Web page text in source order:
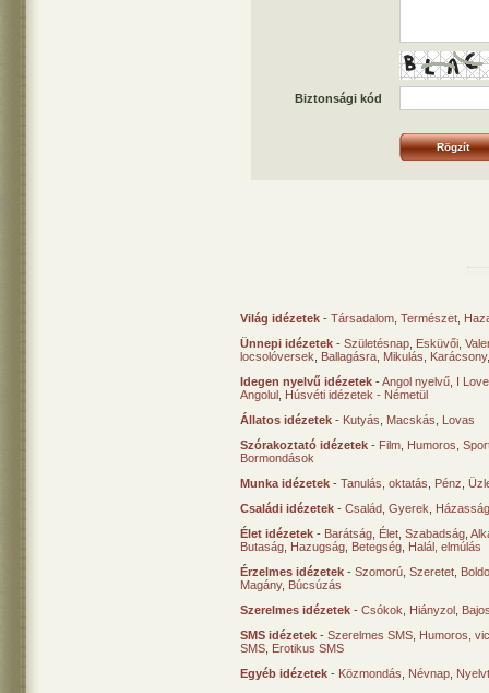
Biztonsági kód
Világ idézetek - Társadalom Természet
Ünnepi idézetek - Születésnap Esküvői
locsolóversek
Ballagásra Mikulás Karácsony
Idegen nyelvű idézetek -Angol nyelvű I
Angolul Húsvéti idézetek - Németül
Állatos idézetek - Kutyás Macskás
Lovas
Szórakoztató idézetek - Film Humoros
Bormondások
Munka idézetek - Tanulás, oktatás Pénz
Családi idézetek - Család Gyerek
Élet idézetek - Barátság Élet Szabadság
Butaság Hazugság Betegség Halál, elmúlás
Érzelmes idézetek - Szomorú Szeretet
Magány, Búcsúzás
Szerelmes idézetek - Csókok Hiányzol
SMS idézetek - Szerelmes SMS Humoros,
SMS Erotikus SMS
Egyéb idézetek - Közmondás Névnap